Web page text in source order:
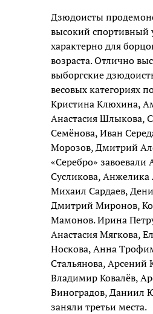
Дзюдоисты
высокий спортивный
характерно для
возраста. Отлично
выборгские
весовых категориях
Кристина Клюхина,
Анастасия Шлыкова,
Семёнова, Иван
Морозов, Дмитрий
«Серебро» завоевали
Сусликова,
Михаил Сардаев,
Дмитрий Миронов,
Мамонов. Ирина
Анастасия Мягкова,
Носкова, Анна
Стальянова, Арсений
Владимир Ковалёв,
Виноградов, Даниил
заняли третьи места.